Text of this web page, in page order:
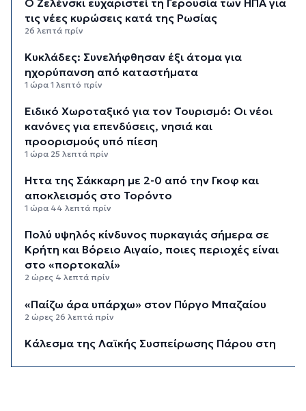
τις νέες κυρώσεις κατά της Ρωσίας
26 λεπτά πρίν
Κυκλάδες: Συνελήφθησαν έξι άτομα για
ηχορύπανση από καταστήματα
1 ώρα 1 λεπτό πρίν
Ειδικό Χωροταξικό για τον Τουρισμό: Οι νέοι
κανόνες για επενδύσεις, νησιά και
προορισμούς υπό πίεση
1 ώρα 25 λεπτά πρίν
Ήττα της Σάκκαρη με 2-0 από την Γκοφ και
αποκλεισμός στο Τορόντο
1 ώρα 44 λεπτά πρίν
Πολύ υψηλός κίνδυνος πυρκαγιάς σήμερα σε
Κρήτη και Βόρειο Αιγαίο, ποιες περιοχές είναι
στο «πορτοκαλί»
2 ώρες 4 λεπτά πρίν
«Παίζω άρα υπάρχω» στον Πύργο Μπαζαίου
2 ώρες 26 λεπτά πρίν
Κάλεσμα της Λαϊκής Συσπείρωσης Πάρου στη